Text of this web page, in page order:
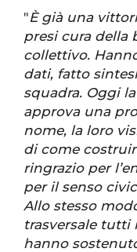
"È già una
presi cura della
collettivo.
dati, fatto
squadra. Oggi
approva una
nome, la loro
di come
ringrazio per
per il senso
Allo stesso
trasversale tutti
hanno